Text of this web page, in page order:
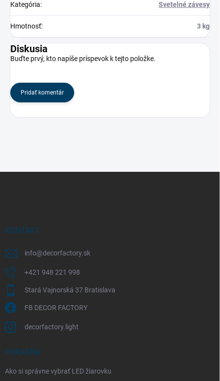
Kategória: Svetelné závesy
Hmotnosť: 3 kg
Diskusia
Buďte prvý, kto napíše príspevok k tejto položke.
Pridať komentár
KONTAKT
info@decorfactory.sk
+421 948 221 998
Stará Vajnorská 37 Bratislava
FB DECOR FACTORY
decorfactory.light
PORADŇA
Ako si správne vybrať LED žiarovku